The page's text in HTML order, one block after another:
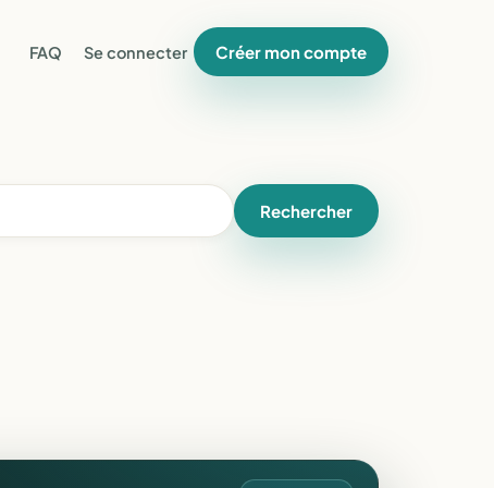
FAQ Se connecter Créer mon compte
Rechercher